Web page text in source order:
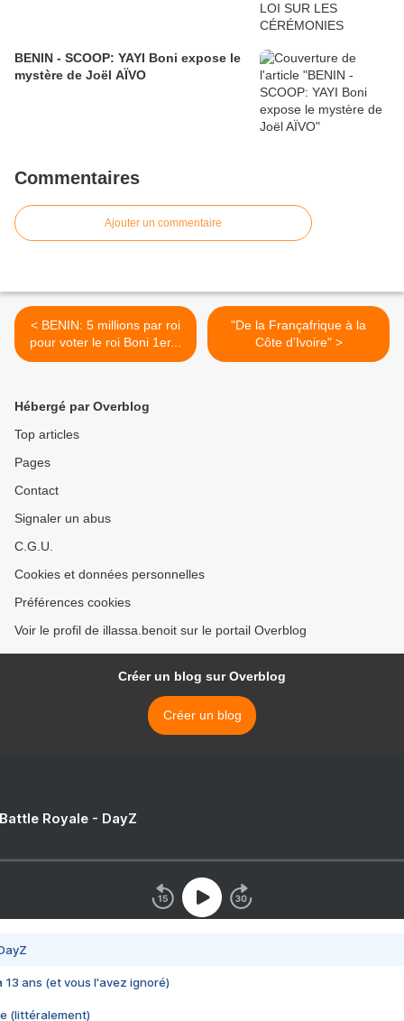
BENIN - SCOOP: YAYI Boni expose le
mystère de Joël AÏVO
Commentaires
Ajouter un commentaire
< BENIN: 5 millions par roi
pour voter le roi Boni 1er...
"De la Françafrique à la
Côte d’Ivoire" >
Hébergé par Overblog
Top articles
Pages
Contact
Signaler un abus
C.G.U.
Cookies et données personnelles
Préférences cookies
Voir le profil de illassa.benoit sur le portail Overblog
Créer un blog sur Overblog
Créer un blog
Royale - DayZ
13 ans (et vous l'avez ignoré)
(littéralement)